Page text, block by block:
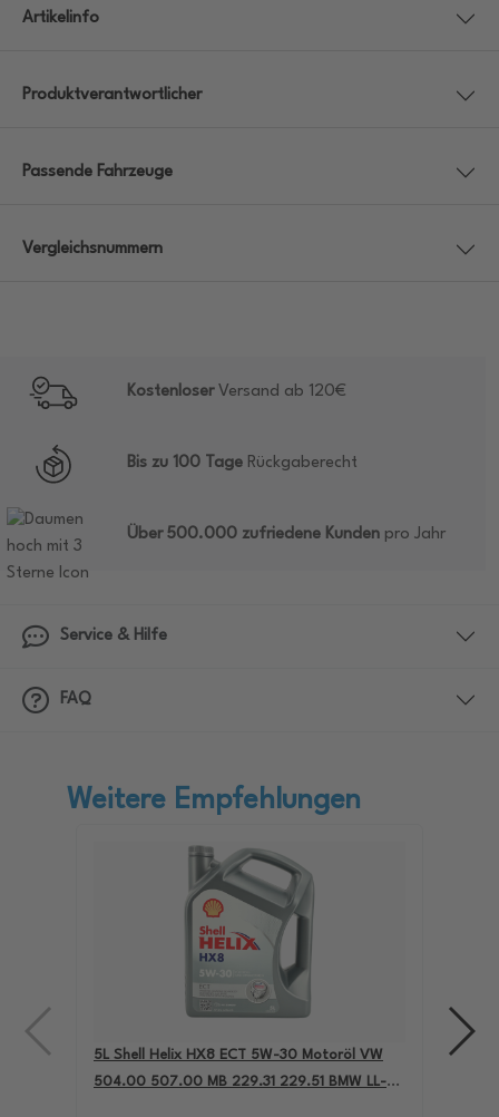
Artikelinfo
Produktverantwortlicher
Passende Fahrzeuge
Vergleichsnummern
KostenloserVersand ab 120€
Bis zu 100 Tage Rückgaberecht
Über 500.000 zufriedene Kunden pro Jahr
Service & Hilfe
FAQ
Weitere Empfehlungen
5L Shell Helix HX8 ECT 5W-30 Motoröl VW
504.00 507.00 MB 229.31 229.51 BMW LL-04